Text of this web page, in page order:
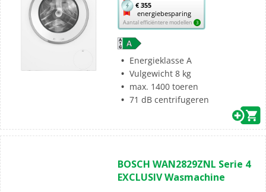
€ 355
energiebesparing
Aantal efficiëntere modellen 3
Met
deze
knop
opent
Youreko’s
tool
voor
energiebesparing.
Energieklasse A
Vulgewicht 8 kg
max. 1400 toeren
71 dB centrifugeren
van
de
BOSCH WAN2829ZNL Serie 4
EXCLUSIV Wasmachine